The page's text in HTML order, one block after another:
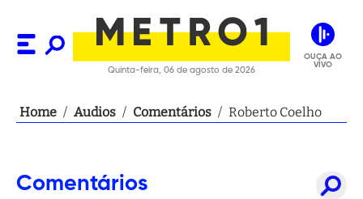
Quinta-feira, 06 de agosto de 2026
OUÇA AO
VIVO
Home / Audios / Comentários / Roberto Coelho
Comentários